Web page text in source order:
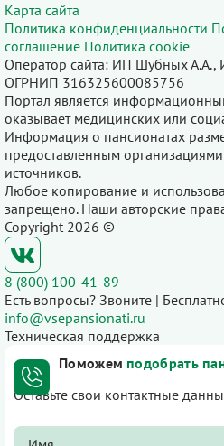
Карта сайта
Политика конфиденциальности
соглашение Политика cookie
Оператор сайта: ИП Шубных
ОГРНИП 316325600085756
Портал является
оказывает медицинских или
Информация о пансионатах
предоставленным
источников.
Любое копирование и
запрещено. Наши авторские
Copyright 2026 ©
8 (800) 100-41-89
Есть вопросы? Звоните |
info@vsepansionati.ru
Техническая поддержка
Поможем подобрать
Оставьте свои контактные